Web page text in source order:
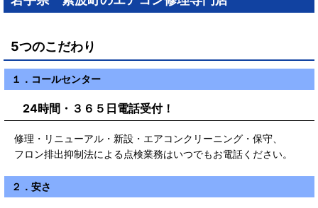
5つのこだわり
１．コールセンター
24時間・３６５日電話受付！
修理・リニューアル・新設・エアコンクリーニング・保守、
フロン排出抑制法による点検業務はいつでもお電話ください。
２．安さ